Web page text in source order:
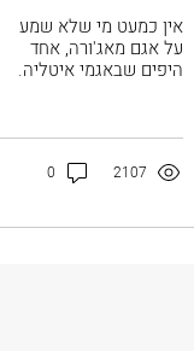
אין כמעט מי שלא שמע
על אגם מאג'ורה, אחד
היפים שבאגמי איטליה.
והמעניינים ביותר באגם
הפופולרי, החל
מהגנים...
2107
0